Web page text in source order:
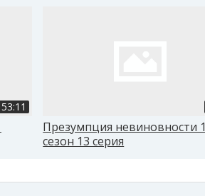
53:11
Презумпция невиновности 1
сезон 13 серия